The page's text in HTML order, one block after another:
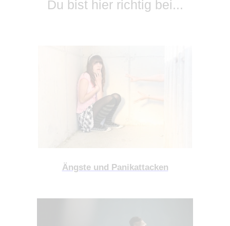
Du bist hier richtig bei...
Ängste und Panikattacken